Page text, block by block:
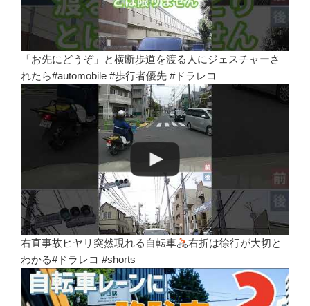
「お先にどうぞ」と横断歩道を渡る人にジェスチャーさ
れたら#automobile #歩行者優先 #ドラレコ
右直事故ヒヤリ突然現れる自転車
右折は徐行が大切と
わかる#ドラレコ #shorts